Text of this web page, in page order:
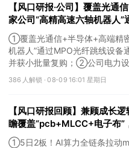
【风口研报·公司】覆盖光
家公司“高精高速六轴机器人
证，同时进入两家半导体公
力设备及解决方案的全球供应
①覆盖光通信+半导体+高端精
机器人”通过MPO光纤跳线设备
并获小批量复购；②公司电力
布局SST等高价值产品，出海业
386 人解锁 ·08-09 16:01 星期日
【风口研报回顾】兼顾成长
瞻覆盖“pcb+MLCC+电子布”
跳”
①5日2板！AI算力全链条拉动